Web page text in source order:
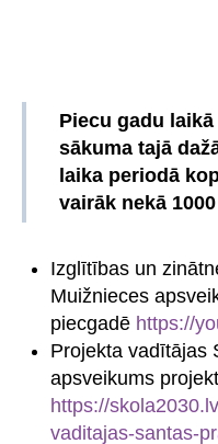
Piecu gadu
sākuma tajā
laika periodā
vairāk nekā
Izglītības un
Muižnieces
piecgadē https://
Projekta vadītājas
apsveikums
https://
vaditajas-santas-